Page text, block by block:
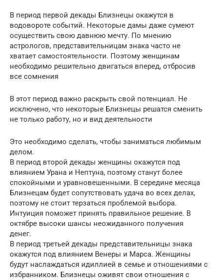
В период первой декады Близнецы окажутся в
водовороте событий. Некоторые дамы даже сумеют
осуществить свою давнюю мечту. По мнению
астрологов, представительницам знака часто не
хватает самостоятельности. Поэтому женщинам
необходимо решительно двигаться вперед, отбросив
все сомнения
В этот период важно раскрыть свой потенциал. Не
исключено, что некоторые Близнецы решатся сменить
не только работу, но и вид деятельности
Это необходимо сделать, чтобы заниматься любимым
делом.
В период второй декады женщины окажутся под
влиянием Урана и Нептуна, поэтому станут более
спокойными и уравновешенными. В середине месяца
Близнецам будет сопутствовать удача во всех делах,
поэтому не стоит терзаться проблемой выбора.
Интуиция поможет принять правильное решение. В
октябре высоки шансы неожиданного получения
денег.
В период третьей декады представительницы знака
окажутся под влиянием Венеры и Марса. Женщины
будут наслаждаться идиллией в семье и отношениями с
избранником. Близнецы оживят свои отношения с